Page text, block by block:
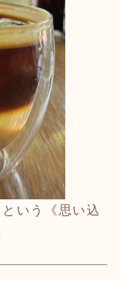
いう《思い込